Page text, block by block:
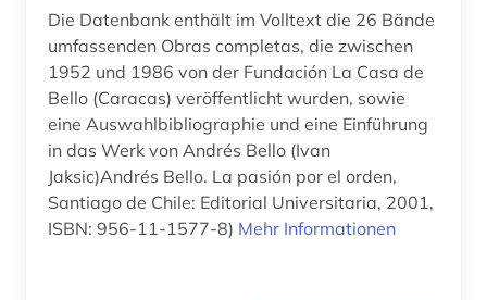
geschichte 1300-1900 (2)
geschichte 1350-1500 (1)
geschichte 1450-1700 (1)
geschichte 1450-1912 (1)
geschichte 1495-1992 (1)
Die Datenbank enthält im Volltext die 26 Bände
umfassenden Obras completas, die zwischen
1952 und 1986 von der Fundación La Casa de
Bello (Caracas) veröffentlicht wurden, sowie
eine Auswahlbibliographie und eine Einführung
in das Werk von Andrés Bello (Ivan
Jaksic)Andrés Bello. La pasión por el orden,
Santiago de Chile: Editorial Universitaria, 2001,
ISBN: 956-11-1577-8) Mehr Informationen